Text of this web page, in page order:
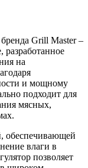
Grill Master –
разработанное
на
и мощному
подходит для
мясных,
обеспечивающей
влаги в
позволяет